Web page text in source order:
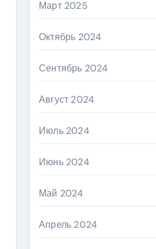
Март 2025
Октябрь 2024
Сентябрь 2024
Август 2024
Июль 2024
Июнь 2024
Май 2024
Апрель 2024